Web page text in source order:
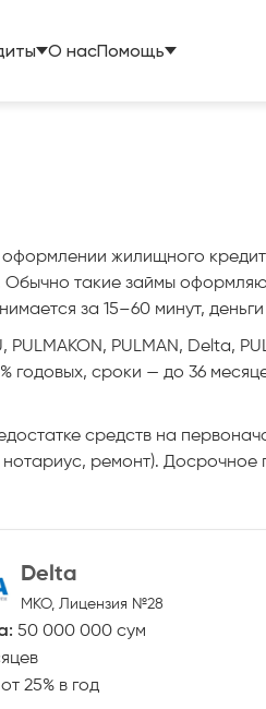
О насПомощь
оформлении жилищного
такие займы
за 15–60 минут,
PULMAN, Delta,
годовых, сроки — до 36
средств на
ремонт).
Delta
МКО, Лицензия №28
50 000 000 сум
от 25% в год